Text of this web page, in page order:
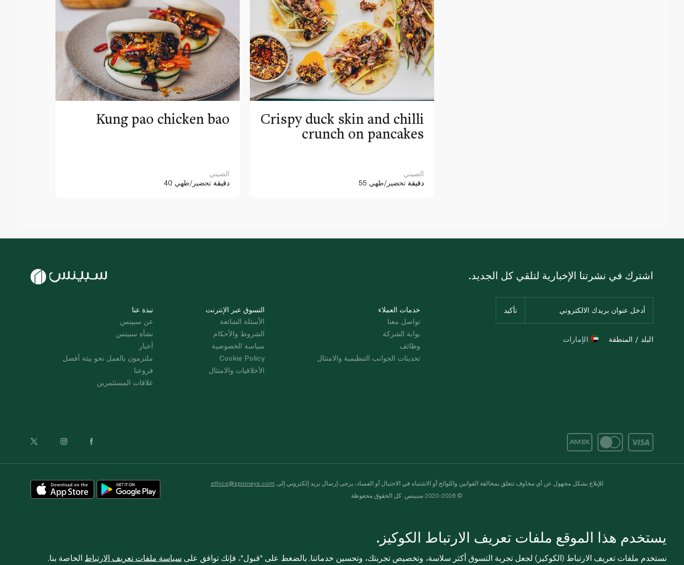
Kung pao chicken bao
الصيني
40 دقيقة تحضير/طهي
Crispy duck skin and chilli
crunch on pancakes
الصيني
55 دقيقة تحضير/طهي
نبذة عنا
عن سبينس
نشأة سبينس
أخبار
ملتزمون بالعمل نحو بيئة أفضل
فروعنا
علاقات المستثمرين
التسوق عبر الإنترنت
الأسئلة الشائعة
الشروط والأحكام
سياسة الخصوصية
Cookie Policy
الأخلاقيات والامتثال
خدمات العملاء
تواصل معنا
بوابة الشركة
وظائف
تحديثات الجوانب التنظيمية والامتثال
اشترك في نشرتنا الإخبارية لتلقي كل الجديد.
البلد / المنطقة الإمارات
للإبلاغ بشكل مجهول عن أي مخاوف تتعلق بمخالفة القوانين واللوائح أو الاشتباه في الاحتيال أو الفساد، يرجى إرسال بريد إلكتروني إلى ethics@spinneys.com
© 2020-2026 سبينس. كل الحقوق محفوظة
يستخدم هذا الموقع ملفات تعريف الارتباط الكوكيز.
نستخدم ملفات تعريف الارتباط (الكوكيز) لجعل تجربة التسوق أكثر سلاسة، وتخصيص تجربتك، وتحسين خدماتنا. بالضغط على "قبول"، فإنك توافق على سياسة ملفات تعريف الارتباط الخاصة بنا.